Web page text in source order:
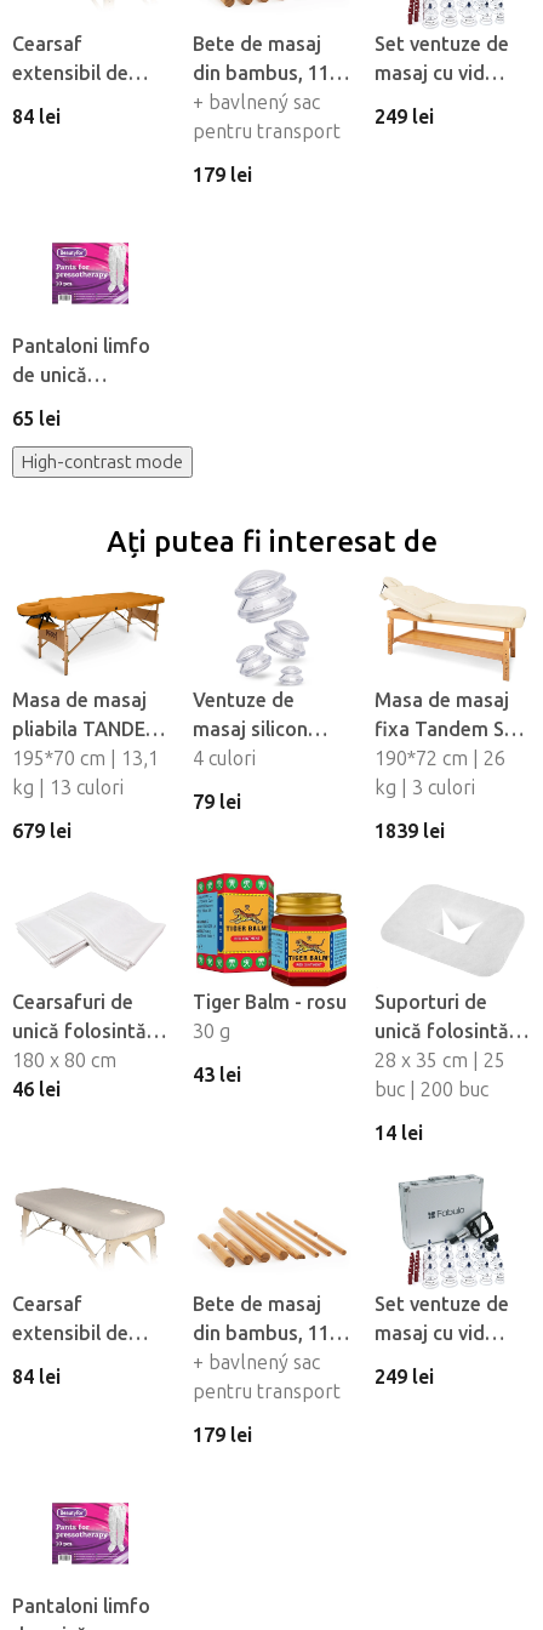
Cearsaf
extensibil de
flanel Fabulo cu
84 lei
Bete de masaj
din bambus, 11
buc
+ bavlnený sac
pentru transport
179 lei
Set ventuze de
masaj cu vid
Fabulo Luxury 19
249 lei
Pantaloni limfo
de unică
folosintă din
Beautyfor®, 10
65 lei
High-contrast mode
Ați putea fi interesat de
Masa de masaj
pliabila TANDEM
Basic-2
195*70 cm | 13,1
kg | 13 culori
679 lei
Ventuze de
masaj silicon
Fabulo
Mushroom - set,
4 culori
79 lei
Masa de masaj
fixa Tandem Spa
Luna V2
190*72 cm | 26
kg | 3 culori
1839 lei
Cearsafuri de
unică folosintă
impermeabile
Fabulo, 10 buc
180 x 80 cm
46 lei
Tiger Balm - rosu
30 g
43 lei
Suporturi de
unică folosintă
pentru orificiul
fetei din material
netesut Fabulo
28 x 35 cm | 25
buc | 200 buc
14 lei
Cearsaf
extensibil de
flanel Fabulo cu
84 lei
Bete de masaj
din bambus, 11
buc
+ bavlnený sac
pentru transport
179 lei
Set ventuze de
masaj cu vid
Fabulo Luxury 19
249 lei
Pantaloni limfo